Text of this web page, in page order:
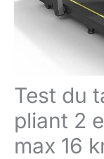
Test du
pliant 2
max 16